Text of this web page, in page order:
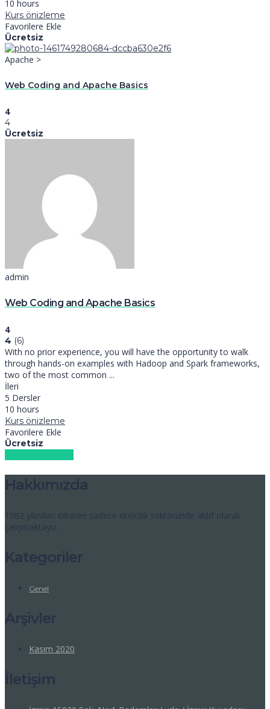
10 hours
Kurs önizleme
Favorilere Ekle
Ücretsiz
Apache >
Web Coding and Apache Basics
4
4
Ücretsiz
admin
Web Coding and Apache Basics
4
4 (6)
With no prior experience, you will have the opportunity to walk
through hands-on examples with Hadoop and Spark frameworks,
two of the most common ...
İleri
5 Dersler
10 hours
Kurs önizleme
Favorilere Ekle
Ücretsiz
Hakkımızda
1982 yılından itibaren sadece otelcilik sektöründe aktif olarak
çalışmaktayız.
Kategoriler
Genel
Arşivler
Kasım 2020
İletişim